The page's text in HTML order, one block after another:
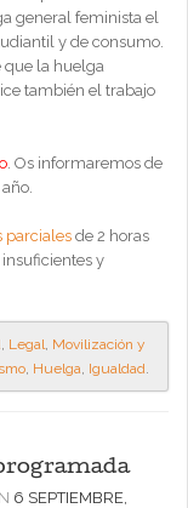
general feminista el
y de consumo.
que la huelga
también el trabajo
. Os informaremos de
parciales de 2 horas
insuficientes y
, Legal, Movilización y
, Huelga, Igualdad.
6 SEPTIEMBRE,